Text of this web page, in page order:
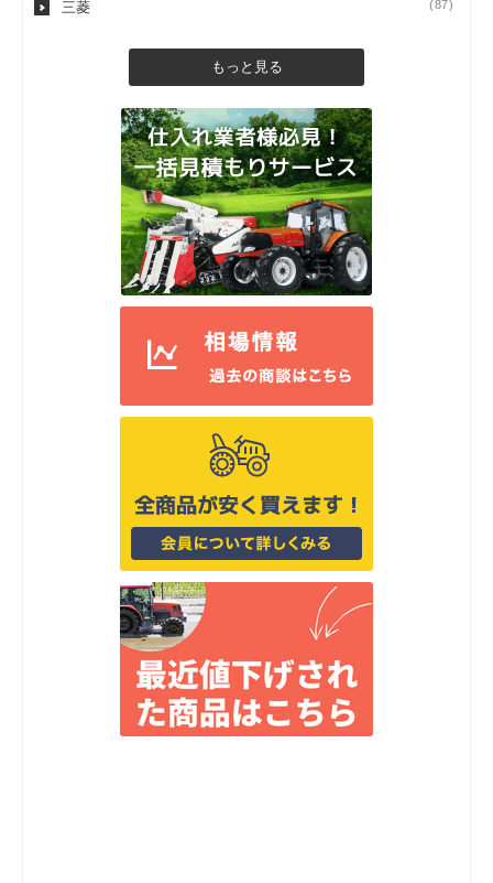
三菱 (87)
もっと見る